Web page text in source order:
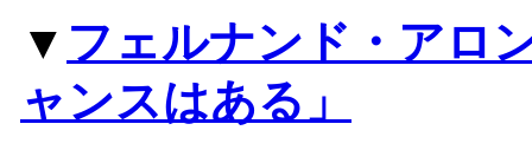
▼ フェルナンド・アロ
ャンスはある」